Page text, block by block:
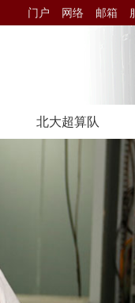
门户 网络 邮箱
北大超算队